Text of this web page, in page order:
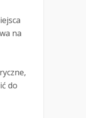
na
do